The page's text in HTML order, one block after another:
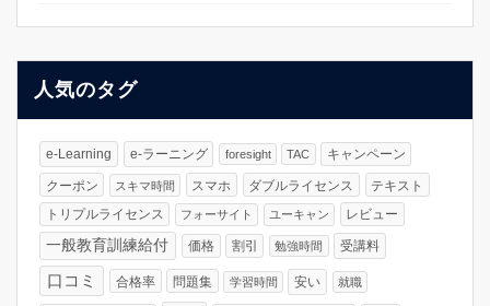
人気のタグ
e-Learning e-ラーニング foresight TAC キャンペーン
クーポン スキマ時間 スマホ ダブルライセンス テキスト
トリプルライセンス フォーサイト ユーキャン レビュー
一般教育訓練給付 価格 割引 勉強時間 受講料
口コミ 合格率 問題集 学習時間 安い 就職